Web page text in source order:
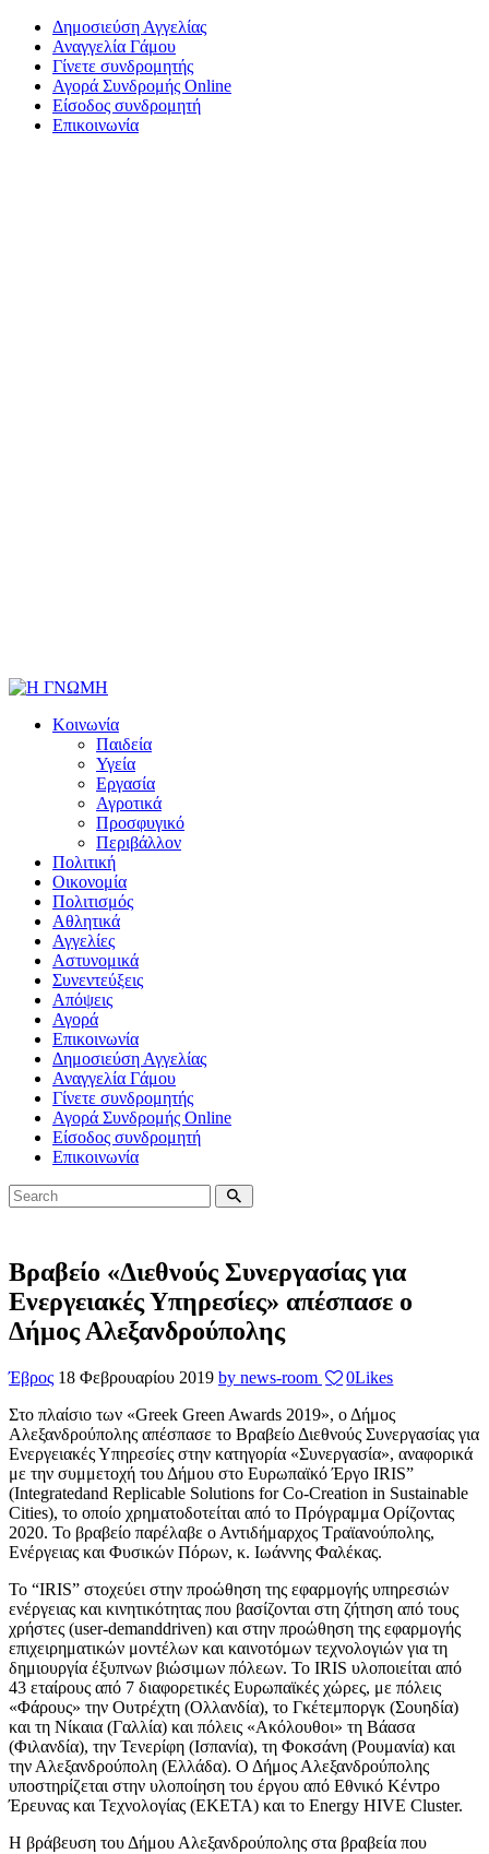
Δημοσιεύση Αγγελίας
Αναγγελία Γάμου
Γίνετε συνδρομητής
Αγορά Συνδρομής Online
Είσοδος συνδρομητή
Επικοινωνία
Κοινωνία
Παιδεία
Υγεία
Εργασία
Αγροτικά
Προσφυγικό
Περιβάλλον
Πολιτική
Οικονομία
Πολιτισμός
Αθλητικά
Αγγελίες
Αστυνομικά
Συνεντεύξεις
Απόψεις
Αγορά
Επικοινωνία
Δημοσιεύση Αγγελίας
Αναγγελία Γάμου
Γίνετε συνδρομητής
Αγορά Συνδρομής Online
Είσοδος συνδρομητή
Επικοινωνία
Βραβείο «Διεθνούς Συνεργασίας για
Ενεργειακές Υπηρεσίες» απέσπασε ο
Δήμος Αλεξανδρούπολης
Έβρος 18 Φεβρουαρίου 2019 by news-room 0Likes
Στο πλαίσιο των «Greek Green Awards 2019», ο Δήμος
Αλεξανδρούπολης απέσπασε το Βραβείο Διεθνούς Συνεργασίας για
Ενεργειακές Υπηρεσίες στην κατηγορία «Συνεργασία», αναφορικά
με την συμμετοχή του Δήμου στο Ευρωπαϊκό Έργο IRIS”
(Integratedand Replicable Solutions for Co-Creation in Sustainable
Cities), το οποίο χρηματοδοτείται από το Πρόγραμμα Ορίζοντας
2020. Το βραβείο παρέλαβε ο Αντιδήμαρχος Τραϊανούπολης,
Ενέργειας και Φυσικών Πόρων, κ. Ιωάννης Φαλέκας.
Το “IRIS” στοχεύει στην προώθηση της εφαρμογής υπηρεσιών
ενέργειας και κινητικότητας που βασίζονται στη ζήτηση από τους
χρήστες (user-demanddriven) και στην προώθηση της εφαρμογής
επιχειρηματικών μοντέλων και καινοτόμων τεχνολογιών για τη
δημιουργία έξυπνων βιώσιμων πόλεων. To IRIS υλοποιείται από
43 εταίρους από 7 διαφορετικές Ευρωπαϊκές χώρες, με πόλεις
«Φάρους» την Ουτρέχτη (Ολλανδία), το Γκέτεμποργκ (Σουηδία)
και τη Νίκαια (Γαλλία) και πόλεις «Ακόλουθοι» τη Βάασα
(Φιλανδία), την Τενερίφη (Ισπανία), τη Φοκσάνη (Ρουμανία) και
την Αλεξανδρούπολη (Ελλάδα). Ο Δήμος Αλεξανδρούπολης
υποστηρίζεται στην υλοποίηση του έργου από Εθνικό Κέντρο
Έρευνας και Τεχνολογίας (ΕΚΕΤΑ) και το Energy HIVE Cluster.
Η βράβευση του Δήμου Αλεξανδρούπολης στα βραβεία που